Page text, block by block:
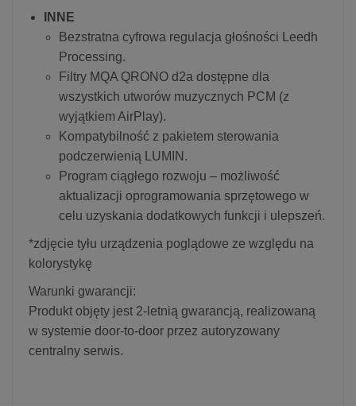
INNE
Bezstratna cyfrowa regulacja głośności Leedh
Processing.
Filtry MQA QRONO d2a dostępne dla
wszystkich utworów muzycznych PCM (z
wyjątkiem AirPlay).
Kompatybilność z pakietem sterowania
podczerwienią LUMIN.
Program ciągłego rozwoju – możliwość
aktualizacji oprogramowania sprzętowego w
celu uzyskania dodatkowych funkcji i ulepszeń.
*zdjęcie tyłu urządzenia poglądowe ze względu na
kolorystykę
Warunki gwarancji:
Produkt objęty jest 2-letnią gwarancją, realizowaną
w systemie door-to-door przez autoryzowany
centralny serwis.